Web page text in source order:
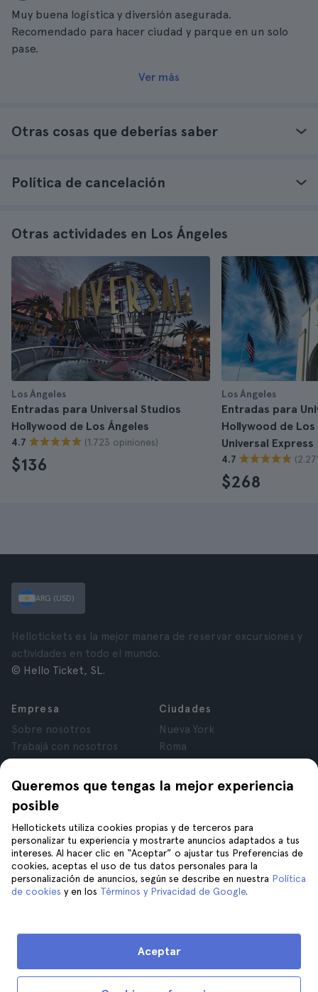
Muy buena logística y diversión asegurada.
Recomendado para hacer ciudad y parque en un solo
pase.
Ver más
Otras cosas que deberías saber
Política de cancelación
Otras actividades en Los Ángeles
Los Ángeles
Entradas para Universal Studios
Hollywood de Los Ángeles
4.7 (1.723 opiniones)
$136
Los Ángeles
Entradas para
Hollywood de
Universal Express
4.7
$268
Queremos que tengas la mejor experiencia
posible
Hellotickets utiliza cookies propias y de terceros para
personalizar tu experiencia y mostrarte anuncios adaptados a tus
intereses. Al hacer clic en “Aceptar” o ajustar tus Preferencias de
cookies, aceptas el uso de tus datos personales para la
personalización de anuncios, según se describe en nuestra Política
de cookies y en los Términos y Privacidad de Google.
Aceptar
ARG (USD)
Hellotickets es la mejor manera de reservar excursiones y
actividades en todo el mundo.
© Hello Ticket, SL.
Empresa
Sobre nosotros
Trabajá con nosotros
Opiniones
Privacidad
Términos y Condiciones
Aviso Legal
Cookies
Ciudades
Nueva York
Roma
Londres
Granada
Tenerife
Ayuda
Unite a nosotros en